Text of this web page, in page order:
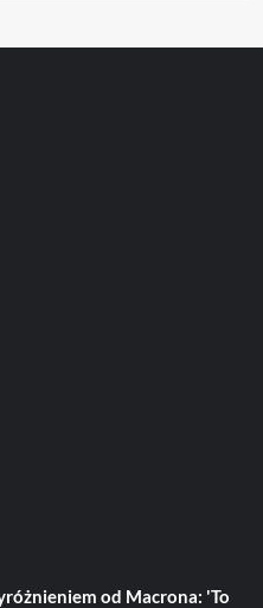
od Macrona: 'To